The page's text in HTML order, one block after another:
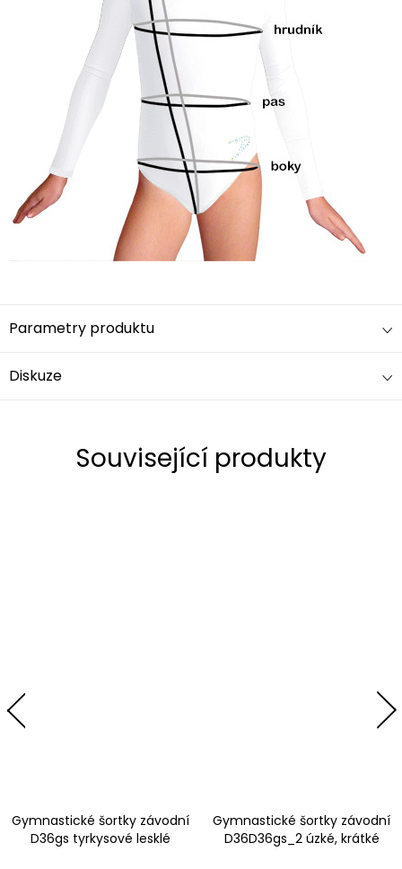
Parametry produktu
Diskuze
Související produkty
Gymnastické šortky závodní
D36gs tyrkysové lesklé
Gymnastické šortky závodní
D36D36gs_2 úzké, krátké